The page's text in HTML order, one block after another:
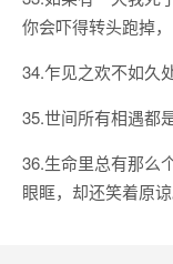
你会吓得转头跑掉
34.乍见之欢不如久
35.世间所有相遇都
36.生命里总有那么
眼眶，却还笑着原谅